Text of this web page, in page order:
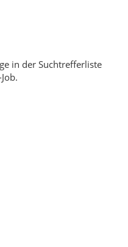
in der Suchtrefferliste